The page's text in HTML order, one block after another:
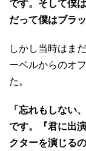
です。そして僕
だって僕はブラ
しかし当時はま
ーベルからのオ
た。
「忘れもしない
です。『君に出
クターを演じる